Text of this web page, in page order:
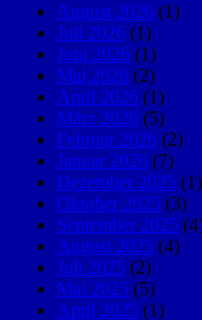
August 2026 (1)
Juli 2026 (1)
Juni 2026 (1)
Mai 2026 (2)
April 2026 (1)
März 2026 (5)
Februar 2026 (2)
Januar 2026 (7)
Dezember 2025 (1)
Oktober 2025 (3)
September 2025
August 2025 (4)
Juli 2025 (2)
Mai 2025 (5)
April 2025 (1)